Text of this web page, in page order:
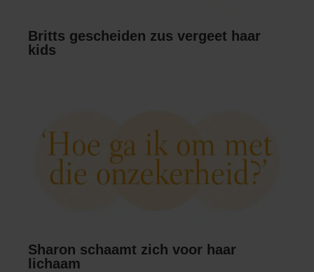
Britts gescheiden zus vergeet haar
kids
Sharon schaamt zich voor haar
lichaam